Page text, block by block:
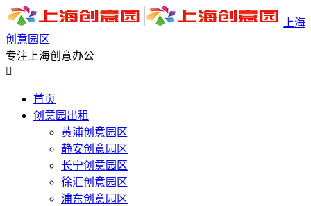
上海
创意园区
专注上海创意办公

首页
创意园出租
黄浦创意园区
静安创意园区
长宁创意园区
徐汇创意园区
浦东创意园区